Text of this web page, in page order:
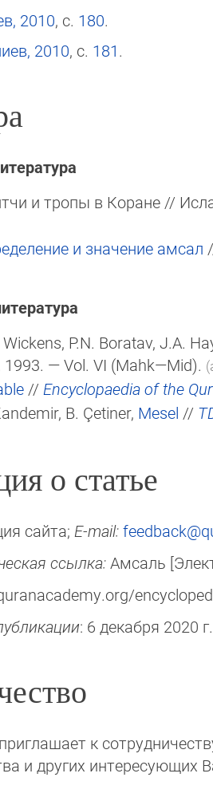
2010, с. 180.
2010, с. 181.
и тропы в Коране //
и значение амсал
P.N. Boratav, J.A.
1993. — Vol. VI (Mahk—Mid).
// Encyclopaedia of the
B. Çetiner, Mesel //
о статье
сайта; E-mail:
ссылка:Амсаль
: 6 декабря 2020 г.
к
и других интере­сую­щих